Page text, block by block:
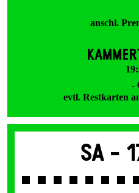
anschl.
-
evtl. Restkarten
Sa -